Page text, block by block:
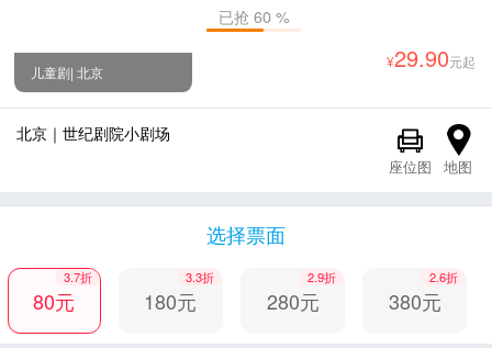
儿童剧| 北京
已抢 60 %
29.90元起
北京｜世纪剧院小剧场
地图
座位图
选择票面
80元
3.7折
180元
3.3折
280元
2.9折
380元
2.6折
3小时前
【北京】《白雪公主》经典童话梦幻儿童剧
去购买